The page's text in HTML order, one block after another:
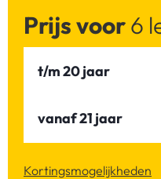
Prijs voor6
t/m 20 jaar
vanaf 21 jaar
Kortingsmogelijkheden